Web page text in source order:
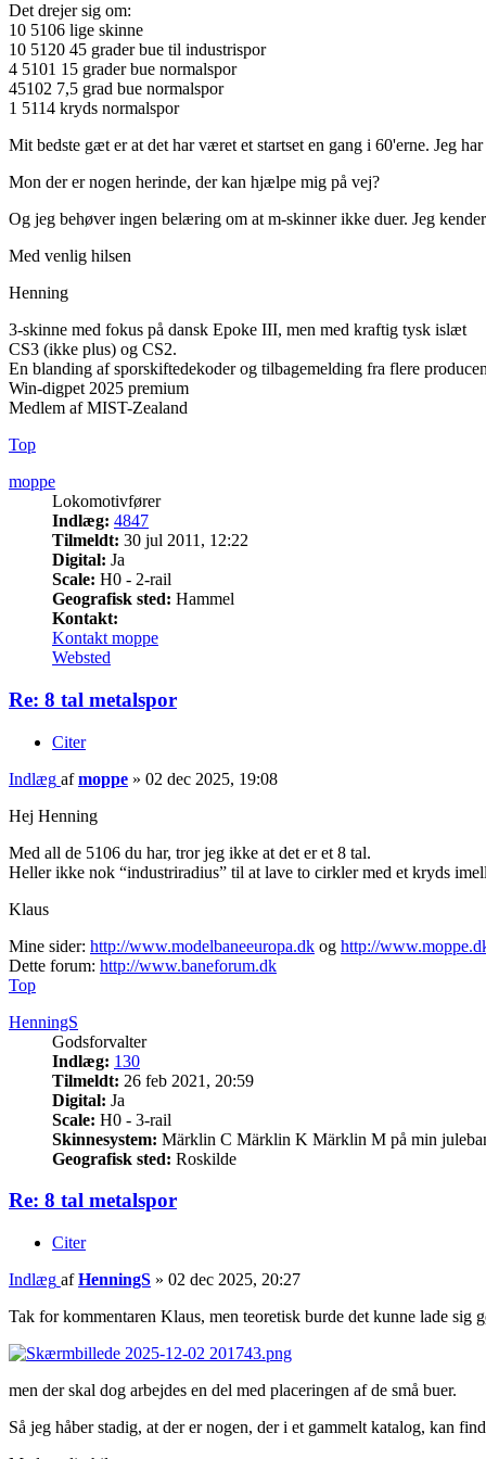
Det drejer sig om:
10 5106 lige skinne
10 5120 45 grader bue til industrispor
4 5101 15 grader bue normalspor
45102 7,5 grad bue normalspor
1 5114 kryds normalspor
Mit bedste gæt er at det har været et startset en gang i 60'erne. Jeg
Mon der er nogen herinde, der kan hjælpe mig på vej?
Og jeg behøver ingen belæring om at m-skinner ikke duer. Jeg
Med venlig hilsen
Henning
3-skinne med fokus på dansk Epoke III, men med kraftig tysk islæt
CS3 (ikke plus) og CS2.
En blanding af sporskiftedekoder og tilbagemelding fra flere
Win-digpet 2025 premium
Medlem af MIST-Zealand
Top
moppe
Lokomotivfører
Indlæg: 4847
Tilmeldt: 30 jul 2011, 12:22
Digital: Ja
Scale: H0 - 2-rail
Geografisk sted: Hammel
Kontakt:
Kontakt moppe
Websted
Re: 8 tal metalspor
Citer
Indlæg afmoppe » 02 dec 2025, 19:08
Hej Henning
Med all de 5106 du har, tror jeg ikke at det er et 8 tal.
Heller ikke nok “industriradius” til at lave to cirkler med et kryds
Klaus
Mine sider: http://www.modelbaneeuropa.dk og http://
Dette forum: http://www.baneforum.dk
Top
HenningS
Godsforvalter
Indlæg: 130
Tilmeldt: 26 feb 2021, 20:59
Digital: Ja
Scale: H0 - 3-rail
Skinnesystem: Märklin C Märklin K Märklin M på min
Geografisk sted: Roskilde
Re: 8 tal metalspor
Citer
Indlæg afHenningS » 02 dec 2025, 20:27
Tak for kommentaren Klaus, men teoretisk burde det kunne lade sig
men der skal dog arbejdes en del med placeringen af de små buer.
Så jeg håber stadig, at der er nogen, der i et gammelt katalog, kan